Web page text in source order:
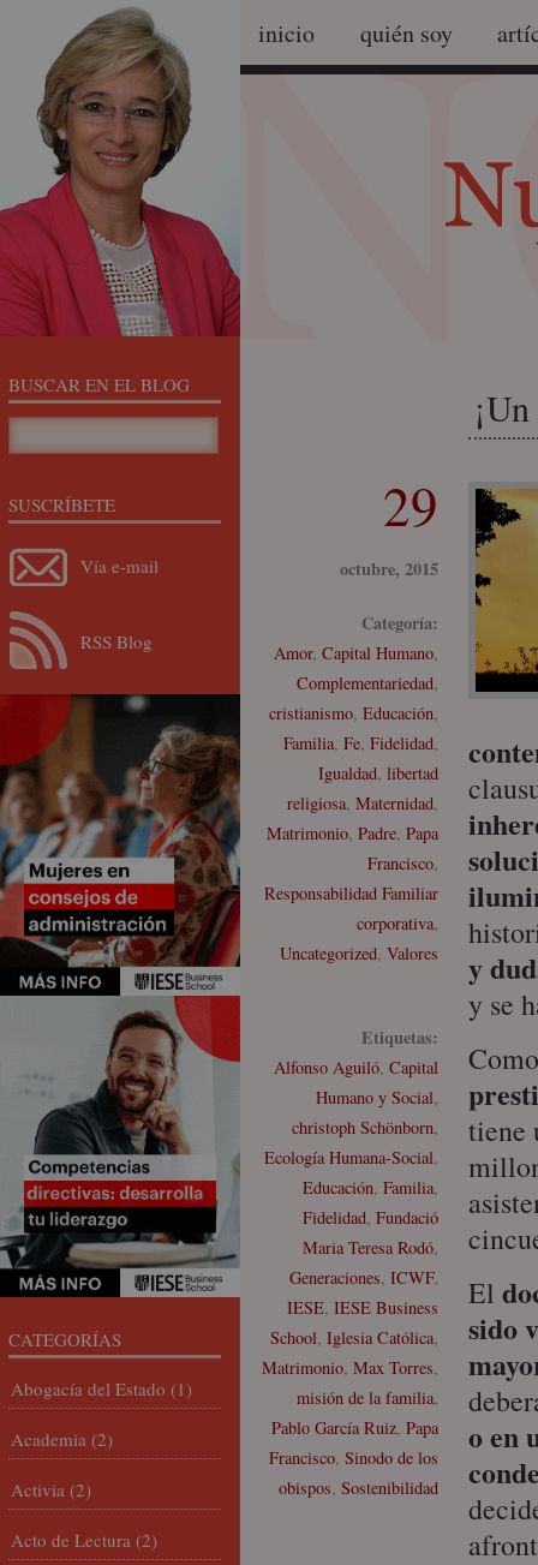
inicio quién soy
29
octubre, 2015
Categoría:
Amor, Capital Humano,
Complementariedad,
cristianismo, Educación,
Familia, Fe, Fidelidad,
Igualdad, libertad
religiosa, Maternidad,
Matrimonio, Padre, Papa
Francisco,
Responsabilidad Familiar
corporativa,
Uncategorized, Valores
Etiquetas:
Alfonso Aguiló, Capital
Humano y Social,
christoph Schönborn,
Ecología Humana-Social,
Educación, Familia,
Fidelidad, Fundació
Maria Teresa Rodó,
Generaciones, ICWF,
IESE, IESE Business
School, Iglesia Católica,
Matrimonio, Max Torres,
misión de la familia,
Pablo García Ruiz, Papa
Francisco, Sinodo de los
obispos, Sostenibilidad
y
y se
tiene
El
sido
o en
BUSCAR EN EL BLOG
SUSCRÍBETE
Vía e-mail
RSS Blog
CATEGORÍAS
Abogacía del Estado (1)
Academia (2)
Activia (2)
Acto de Lectura (2)